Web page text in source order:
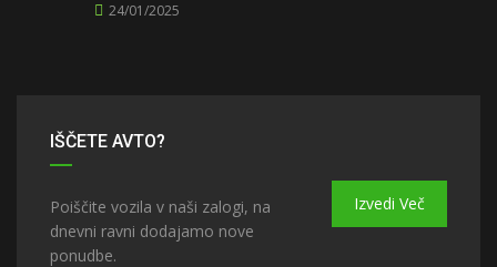
24/01/2025
IŠČETE AVTO?
Poiščite vozila v naši zalogi, na
dnevni ravni dodajamo nove
ponudbe.
Izvedi Več